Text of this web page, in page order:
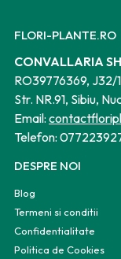
FLORI-PLANTE.RO
CONVALLARIA
RO39776369, J32/
Str. NR.91, Sibiu,
Email:
Telefon:
DESPRE NOI
Blog
Termeni si conditii
Confidentialitate
Politica de Cookies